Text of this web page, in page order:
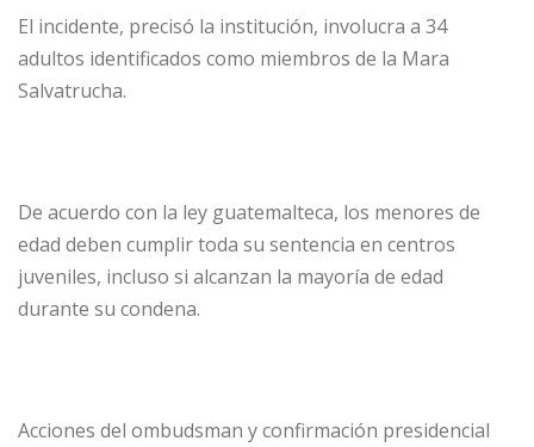
El incidente, precisó la institución, involucra a 34
adultos identificados como miembros de la Mara
Salvatrucha.
De acuerdo con la ley guatemalteca, los menores de
edad deben cumplir toda su sentencia en centros
juveniles, incluso si alcanzan la mayoría de edad
durante su condena.
Acciones del ombudsman y confirmación presidencial